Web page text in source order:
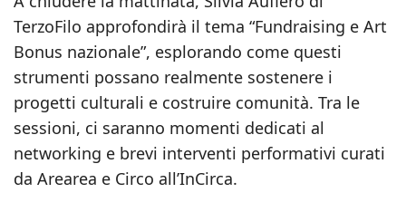
TerzoFilo approfondirà il tema “Fundraising e Art
Bonus nazionale”, esplorando come questi
strumenti possano realmente sostenere i
progetti culturali e costruire comunità. Tra le
sessioni, ci saranno momenti dedicati al
networking e brevi interventi performativi curati
da Arearea e Circo all’InCirca.